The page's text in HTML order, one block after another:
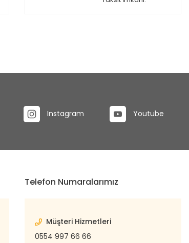
Instagram Youtube
Telefon Numaralarımız
Müşteri Hizmetleri
0554 997 66 66